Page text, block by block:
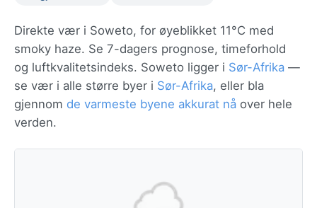
Direkte vær i Soweto, for øyeblikket 11°C med
smoky haze. Se 7-dagers prognose, timeforhold
og luftkvalitetsindeks. Soweto ligger i Sør-Afrika —
se vær i alle større byer i Sør-Afrika, eller bla
gjennom de varmeste byene akkurat nå over hele
verden.